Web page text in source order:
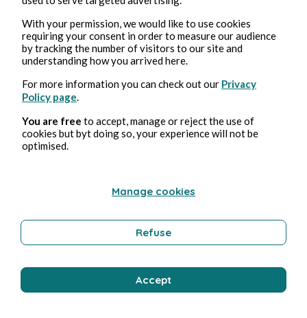
Aline Gendre
Des rubans et des #moustaches
With your permission, we would like to use cookies
requiring your consent in order to measure our audience
by tracking the number of visitors to our site and
understanding how you arrived here.
For more information you can check out our Privacy
Policy page
You are free to accept, manage or reject the use of
cookies but byt doing so, your experience will not be
optimised.
Manage cookies
Refuse
Accept